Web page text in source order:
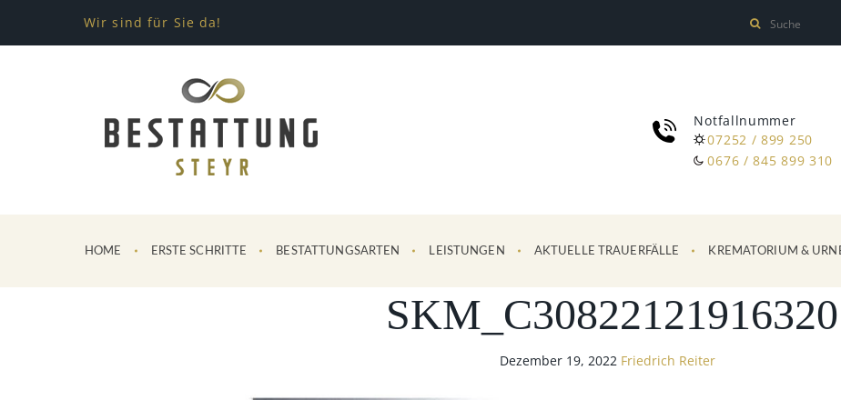
Wir sind für Sie da!
Notfallnummer
07252 / 899 250
0676 / 845 899 310
HOME ERSTE SCHRITTE BESTATTUNGSARTEN LEISTUNGEN AKTUELLE TRAUERFÄLLE KREMATORIUM &
SKM_C30822121916320
Dezember 19, 2022 Friedrich Reiter